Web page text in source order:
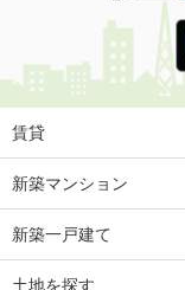
賃貸
新築マンション
新築一戸建て
土地を探す